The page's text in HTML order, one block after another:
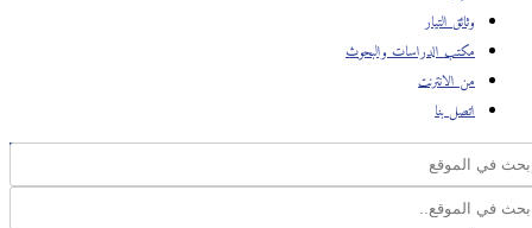
وثائق التيار
مكتب الدراسات والبحوث
من الانترنت
اتصل بنا